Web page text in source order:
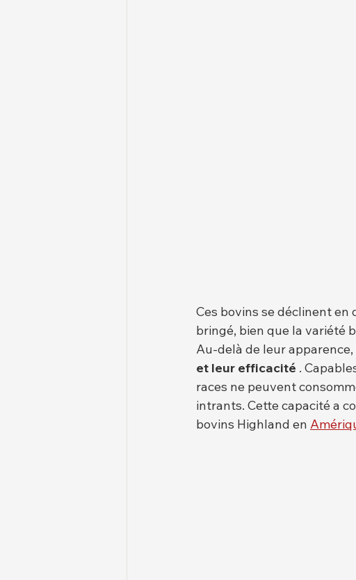
Ces bovins se déclinent
bringé, bien que la variété
Au-delà de leur
et leur efficacité .
races ne peuvent
intrants. Cette capacité a
bovins Highland en